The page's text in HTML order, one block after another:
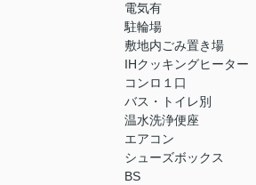
電気有
駐輪場
敷地内ごみ置き場
IHクッキングヒーター
コンロ１口
バス・トイレ別
温水洗浄便座
エアコン
シューズボックス
BS